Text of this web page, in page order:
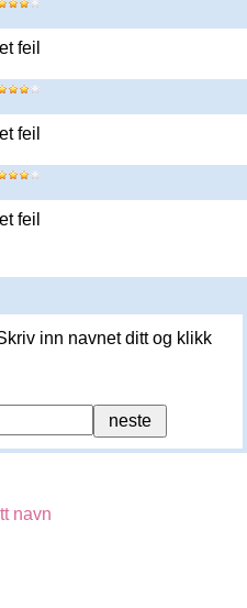
feil
feil
feil
inn navnet ditt og klikk
navn